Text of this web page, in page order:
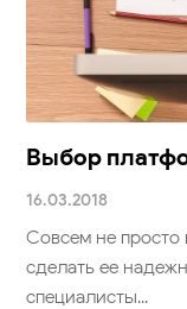
Выбор
16.03.2018
Совсем не
сделать ее
специалисты...